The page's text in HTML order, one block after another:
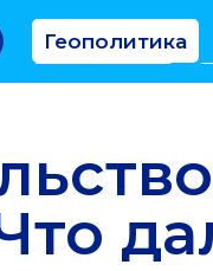
Геополитика
Аналитика